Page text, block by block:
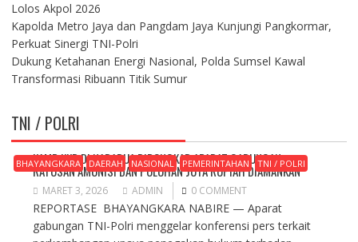
Lolos Akpol 2026
Kapolda Metro Jaya dan Pangdam Jaya Kunjungi Pangkormar,
Perkuat Sinergi TNI-Polri
Dukung Ketahanan Energi Nasional, Polda Sumsel Kawal
Transformasi Ribuann Titik Sumur
TNI / POLRI
BHAYANGKARA DAERAH NASIONAL PEMERINTAHAN TNI / POLRI
KAMP KKB DI NABARUA DIBONGKAR APARAT GABUNGAN,
RATUSAN AMUNISI DAN PULUHAN JUTA RUPIAH DIAMANKAN
MARET 3, 2026 ADMIN 0 COMMENT
REPORTASE BHAYANGKARA NABIRE — Aparat
gabungan TNI-Polri menggelar konferensi pers terkait